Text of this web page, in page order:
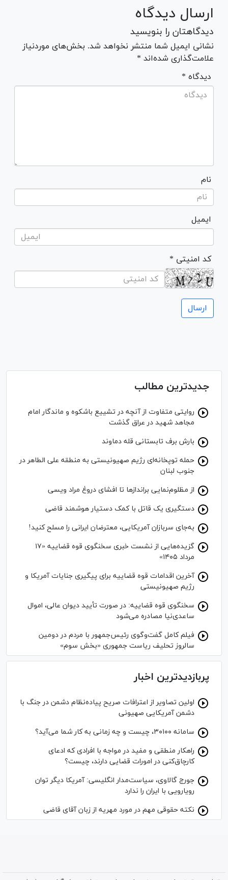
ارسال دیدگاه
دیدگاهتان را بنویسید
نشانی ایمیل شما منتشر نخواهد شد. بخش‌های موردنیاز
علامت‌گذاری شده‌اند *
* دیدگاه
نام
ایمیل
* کد امنیتی
جدیدترین مطالب
روایتی متفاوت از آنچه در تشییع باشکوه و ماندگار امام
مجاهد شهید در عراق گذشت
بارش برف تابستانی قله دماوند
حمله توپخانه‌ای رژیم صهیونیستی به منطقه علی الطاهر در
جنوب لبنان
از مظلوم‌نمایی برانداز‌ها تا افشای دروغ مراد ویسی
دستگیری یک قاتل با کمک دستیار هوشمند قاضی
به‌جای سربازان آمریکایی، معترضان ایرانی را مسلح کنید!
گزیده‌هایی از نشست خبری سخنگوی قوه قضاییه «۱۷
مرداد ۱۴۰۵»
آخرین اقدامات قوه قضاییه برای پیگیری جنایات آمریکا و
رژیم صهیونیستی
سخنگوی قوه قضاییه: در صورت تأیید دیوان عالی، اموال
ساعدی‌نیا مصادره می‌شود
فیلم کامل گفت‌وگوی رئیس‌جمهور با مردم در دومین
سالروز تحلیف ریاست جمهوری «بخش سوم»
پربازدیدترین اخبار
اولین تصاویر از اعترافات صریح پیاده‌نظام‌ دشمن در جنگ با
دشمن آمریکایی صهیونی
سامانه ۳۰۱۰۰، چیست و چه زمانی به کار شما می‌آید؟
راهکار منطقی و مفید در مواجه با افرادی که ادعای
کارچاق‌کنی در امورات قضایی دارند، چیست؟
جورج گالاوی، سیاست‌مدار انگلیسی: آمریکا دیگر توان
رویارویی با ایران را ندارد
نکته حقوقی مهم در مورد مهریه از زبان آقای قاضی